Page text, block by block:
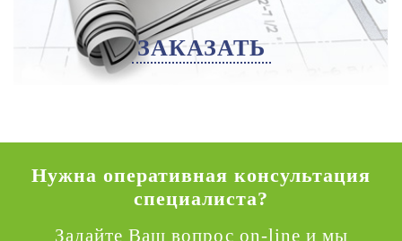
ЗАКАЗАТЬ
Нужна оперативная консультация
специалиста?
Задайте Ваш вопрос on-line и мы